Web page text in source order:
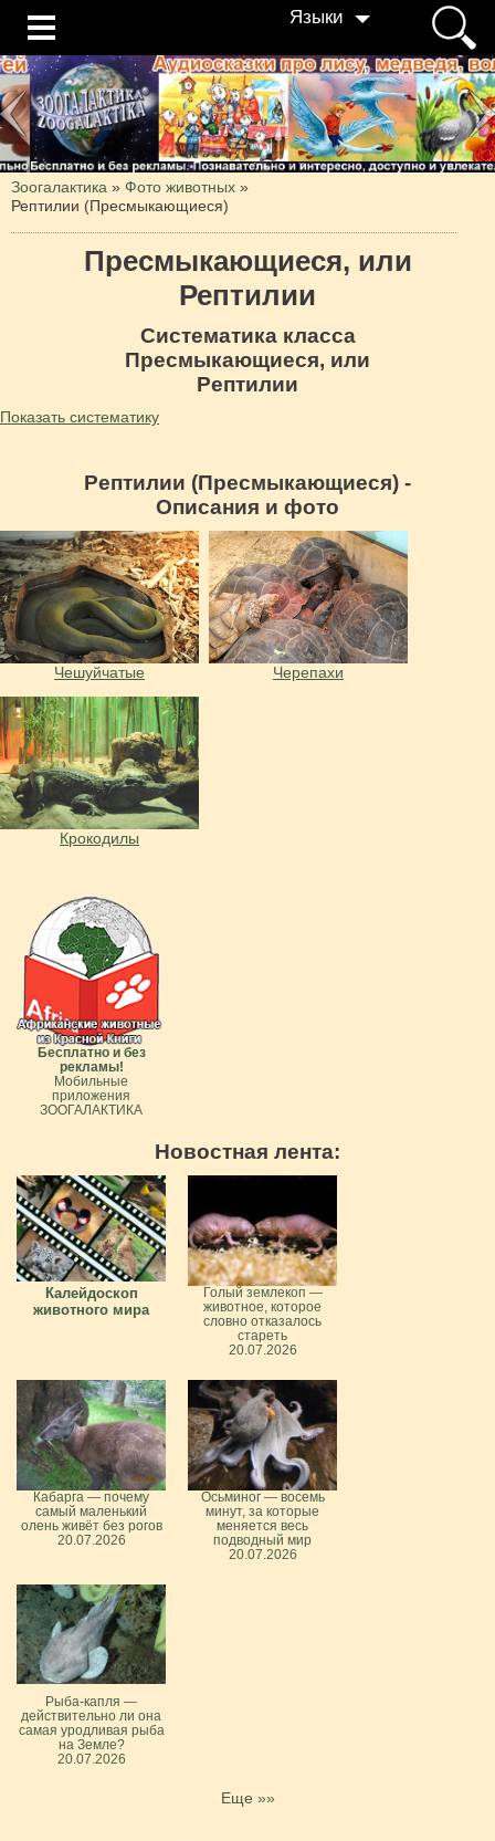
Языки
Зоогалактика » Фото животных »
Рептилии (Пресмыкающиеся)
Пресмыкающиеся, или
Рептилии
Систематика класса
Пресмыкающиеся, или
Рептилии
Показать систематику
Рептилии (Пресмыкающиеся) -
Описания и фото
Чешуйчатые Черепахи
Крокодилы
Бесплатно и без
рекламы!
Мобильные
приложения
ЗООГАЛАКТИКА
Новостная лента:
Калейдоскоп
животного мира
Голый землекоп —
животное, которое
словно отказалось
стареть
20.07.2026
Кабарга — почему
самый маленький
олень живёт без рогов
20.07.2026
Осьминог — восемь
минут, за которые
меняется весь
подводный мир
20.07.2026
Рыба-капля —
действительно ли она
самая уродливая рыба
на Земле?
20.07.2026
Еще »»